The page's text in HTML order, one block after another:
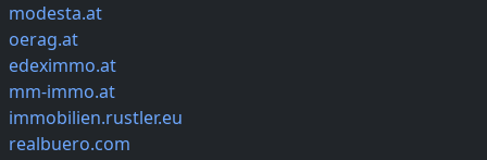
modesta.at
oerag.at
edeximmo.at
mm-immo.at
immobilien.rustler.eu
realbuero.com